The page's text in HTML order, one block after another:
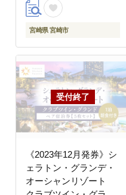
宮崎県 宮崎市
《2023年12月発券》シ
ェラトン・グランデ・
オーシャンリゾート